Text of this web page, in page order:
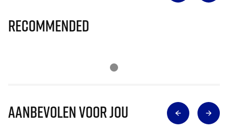
Recommended
Aanbevolen voor jou